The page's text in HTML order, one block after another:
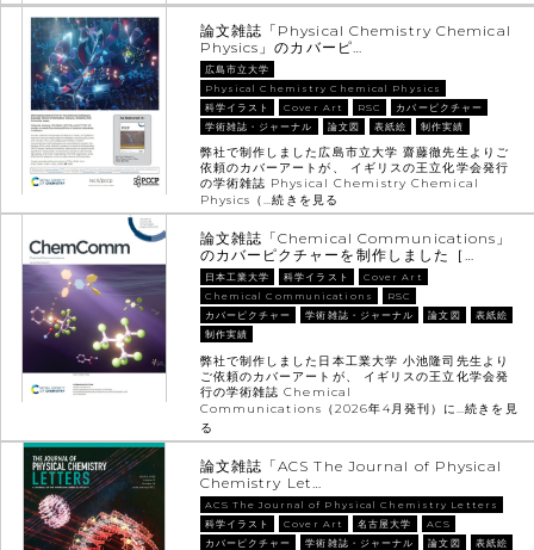
論文雑誌「Physical Chemistry Chemical
Physics」のカバーピ…
広島市立大学
Physical Chemistry Chemical Physics
科学イラスト
Cover Art RSC
カバーピクチャー
学術雑誌・ジャーナル
論文図 表紙絵 制作実績
弊社で制作しました広島市立大学 齋藤徹先生よりご
依頼のカバーアートが、 イギリスの王立化学会発行
の学術雑誌 Physical Chemistry Chemical
Physics（…続きを見る
論文雑誌「Chemical Communications」
のカバーピクチャーを制作しました［…
日本工業大学 科学イラスト
Cover Art
Chemical Communications
RSC
カバーピクチャー
学術雑誌・ジャーナル 論文図
表紙絵
制作実績
弊社で制作しました日本工業大学 小池隆司先生より
ご依頼のカバーアートが、 イギリスの王立化学会発
行の学術雑誌 Chemical
Communications（2026年4月発刊）に…続きを見
る
論文雑誌「ACS The Journal of Physical
Chemistry Let…
ACS The Journal of Physical Chemistry Letters
科学イラスト
Cover Art 名古屋大学
ACS
カバーピクチャー
学術雑誌・ジャーナル 論文図
表紙絵